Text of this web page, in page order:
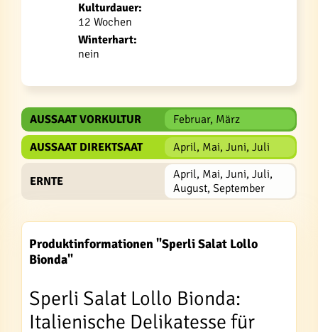
Kulturdauer:
12 Wochen
Winterhart:
nein
AUSSAAT VORKULTUR
Februar, März
AUSSAAT DIREKTSAAT
April, Mai, Juni, Juli
ERNTE
April, Mai, Juni, Juli,
August, September
Produktinformationen "Sperli Salat Lollo
Bionda"
Sperli Salat Lollo Bionda:
Italienische Delikatesse für